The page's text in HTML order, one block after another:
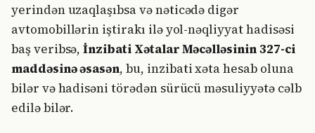
yerindən uzaqlaşıbsa və nəticədə digər
avtomobillərin iştirakı ilə yol-nəqliyyat hadisəsi
baş veribsə,İnzibati Xətalar Məcəlləsinin 327-ci
maddəsinə əsasən, bu, inzibati xəta hesab oluna
bilər və hadisəni törədən sürücü məsuliyyətə cəlb
edilə bilər.